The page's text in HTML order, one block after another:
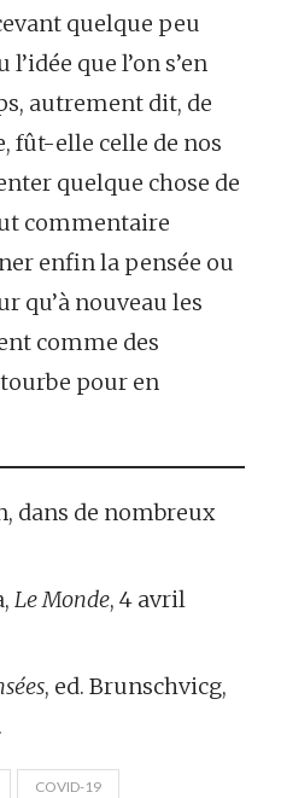
quelque peu
que l’on s’en
autrement dit, de
fût-elle celle de nos
quelque chose de
commentaire
enfin la pensée ou
qu’à nouveau les
comme des
pour en
dans de nombreux
Le Monde, 4 avril
, ed. Brunschvicg,
COVID-19